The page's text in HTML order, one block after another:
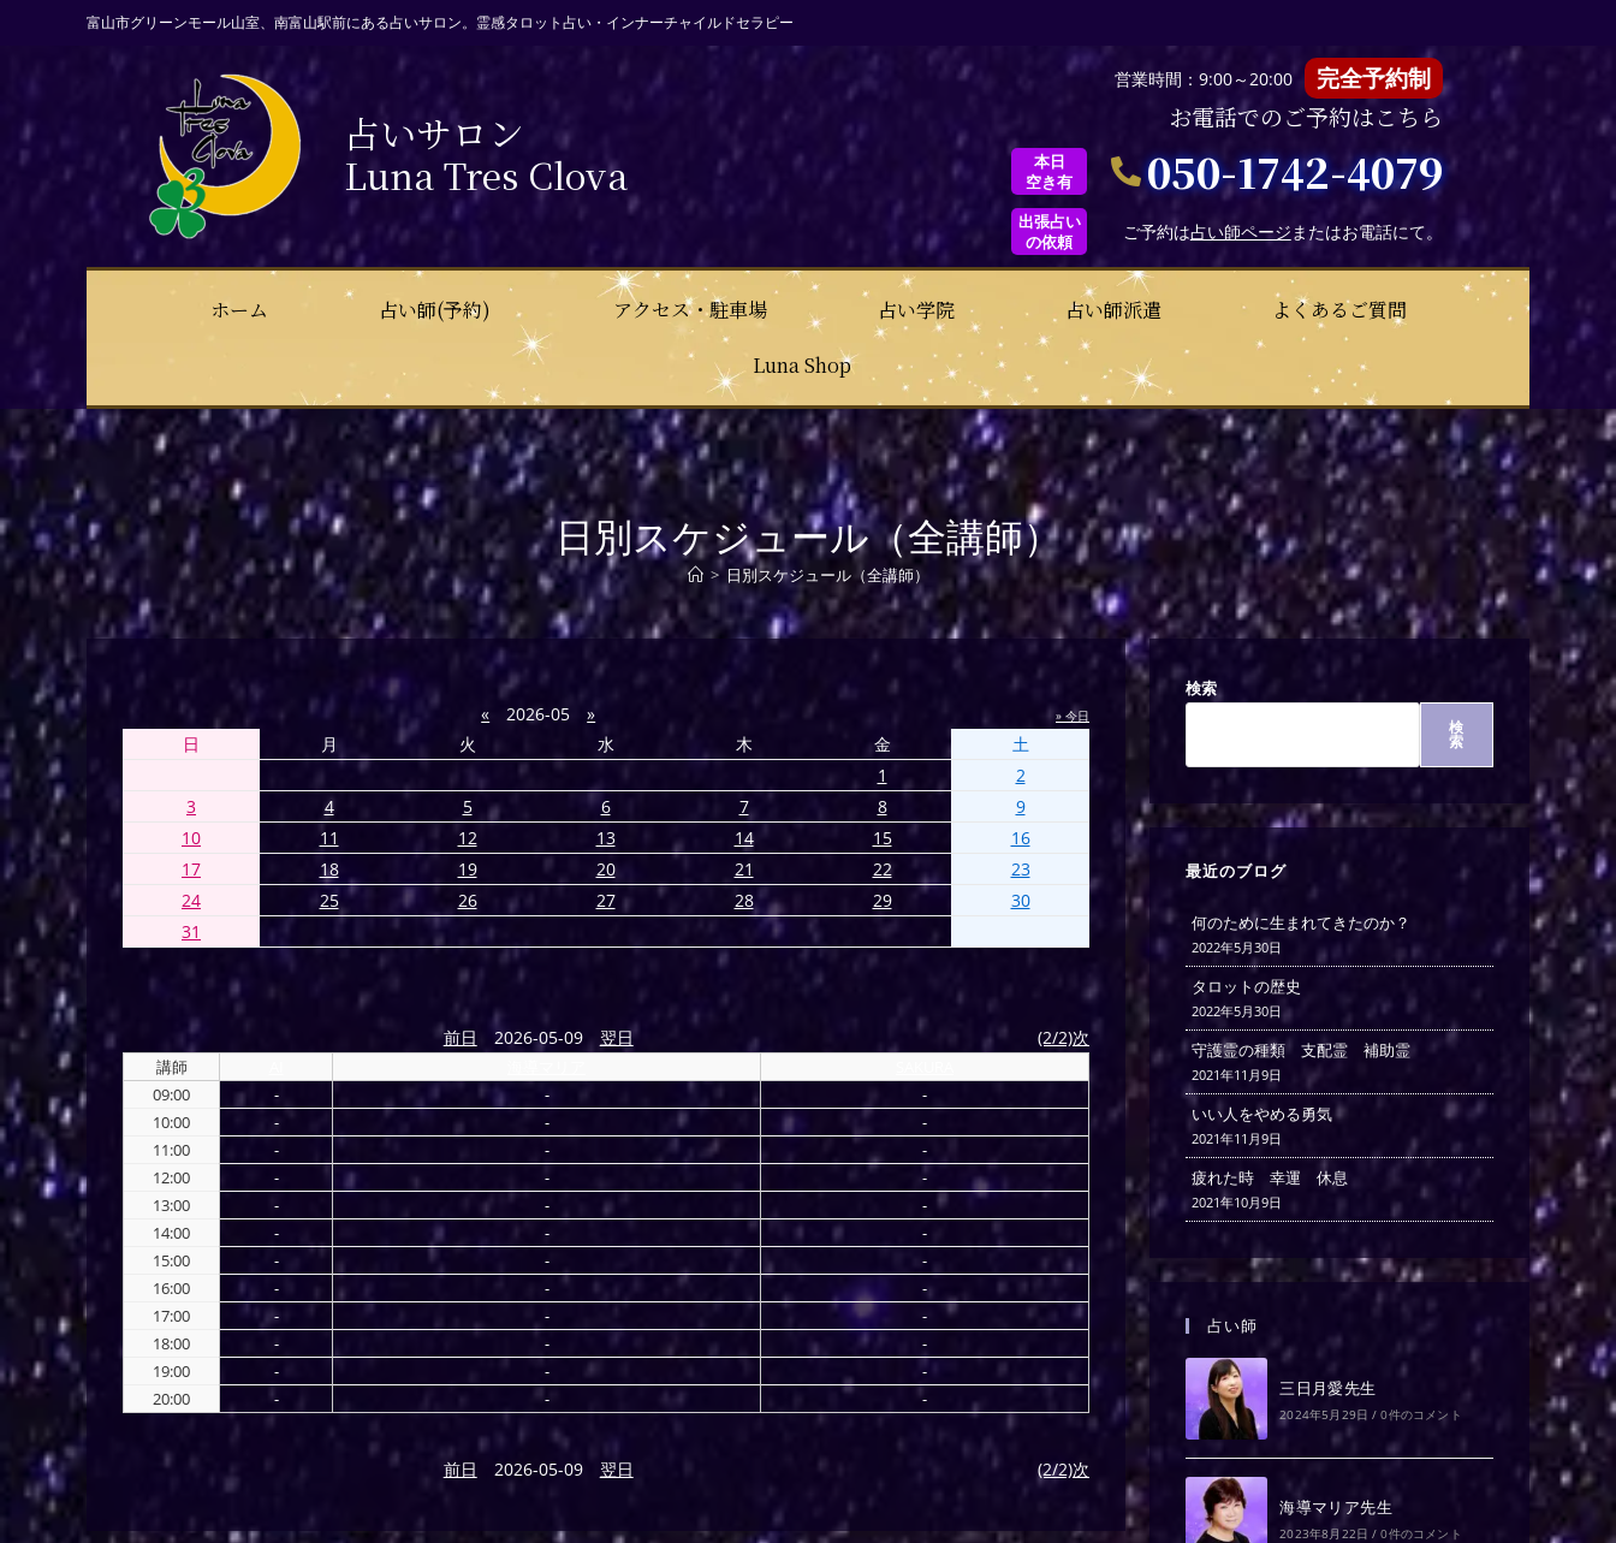
富山市グリーンモール山室、南富山駅前にある占いサロン。霊感タロット占い・インナーチャイルドセラピー
占いサロン
Luna Tres Clova
営業時間：9:00～20:00 完全予約制
お電話でのご予約はこちら
本日
空き有
050-1742-4079
出張占い
の依頼
ご予約は占い師ページまたはお電話にて。
ホーム 占い師(予約) アクセス・駐車場 占い学院 占い師派遣
よくあるご質問
Luna Shop
日別スケジュール（全講師）
> 日別スケジュール（全講師）
« 2026-05 » » 今日
日 月 火 水 木 金
土
1
2
3
4 5 6 7 8
9
10
11 12 13 14 15
16
17
18 19 20 21 22
23
24
25 26 27 28 29
30
31
前日 2026-05-09 翌日 (2/2)次
講師
09:00
- -
-
10:00
- -
-
11:00
- -
-
12:00
- -
-
13:00
- -
-
14:00
- -
-
15:00
- -
-
16:00
- -
-
17:00
- -
-
18:00
- -
-
19:00
- -
-
20:00
- - -
前日 2026-05-09 翌日 (2/2)次
検索
検
索
最近のブログ
何のために生まれてきたのか？
2022年5月30日
タロットの歴史
2022年5月30日
守護霊の種類 支配霊 補助霊
2021年11月9日
いい人をやめる勇気
2021年11月9日
疲れた時 幸運 休息
2021年10月9日
占い師
三日月愛先生
2024年5月29日 / 0件のコメント
海導マリア先生
2023年8月22日 / 0件のコメント